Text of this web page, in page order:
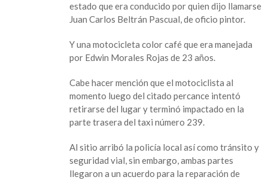
estado que era conducido por quien dijo llamarse
Juan Carlos Beltrán Pascual, de oficio pintor.
Y una motocicleta color café que era manejada
por Edwin Morales Rojas de 23 años.
Cabe hacer mención que el motociclista al
momento luego del citado percance intentó
retirarse del lugar y terminó impactado en la
parte trasera del taxi número 239.
Al sitio arribó la policía local así como tránsito y
seguridad vial, sin embargo, ambas partes
llegaron a un acuerdo para la reparación de